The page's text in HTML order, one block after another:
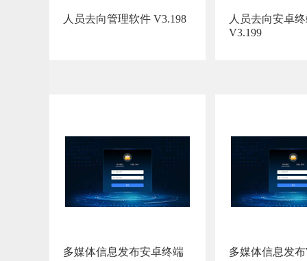
人员去向管理软件 V3.198
人员去向安卓
V3.199
多媒体信息发布安卓终端
多媒体信息发布